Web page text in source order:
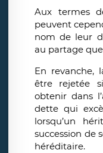
Aux termes
peuvent
nom de leur
au partage
En revanche,
être rejetée
obtenir dans
dette qui
lorsqu’un
succession de
héréditaire.